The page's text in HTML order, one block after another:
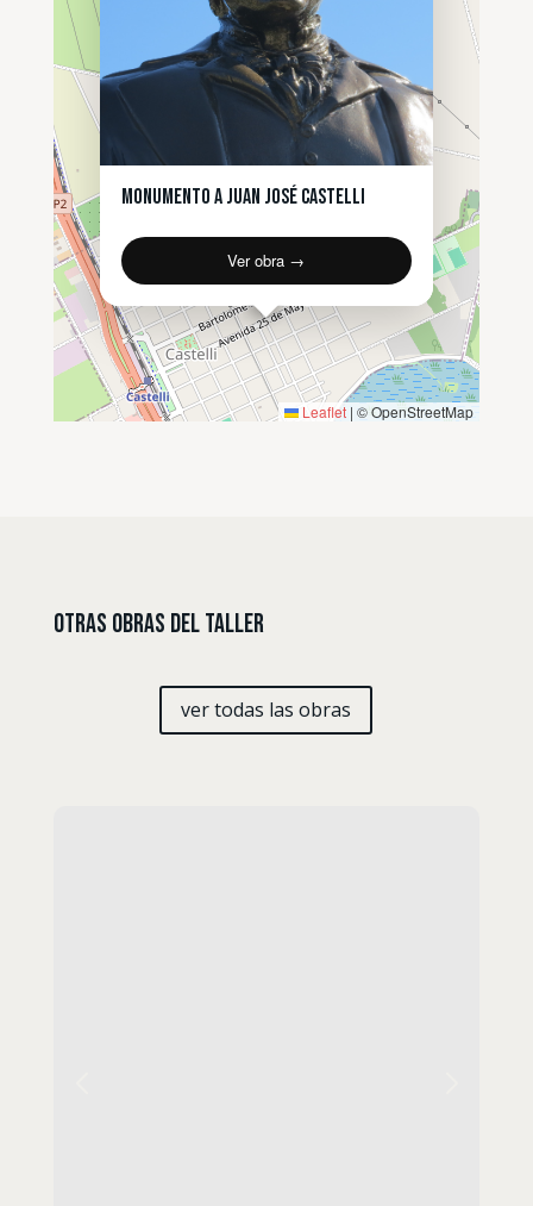
Monumento a Juan José Castelli
Ver obra →
Leaflet | © OpenStreetMap
Otras Obras del Taller
ver todas las obras